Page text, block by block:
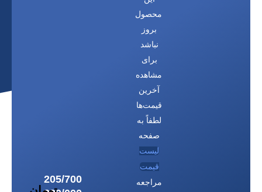
محصول
بروز
نباشد
برای
مشاهده
آخرین
قیمت‌ها
لطفاً به
صفحه
لیست
قیمت
مراجعه